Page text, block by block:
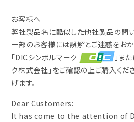
お客様へ
弊社製品名に酷似した他社製品の問
一部のお客様には誤解とご迷惑をおか
「DICシンボルマーク
」ま
ク株式会社」をご確認の上ご購入くだ
げます。
Dear Customers:
It has come to the attention of